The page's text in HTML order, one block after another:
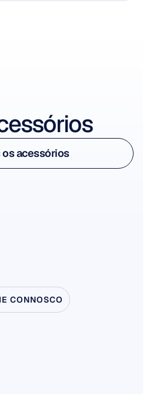
acessórios
acessórios
CONNOSCO